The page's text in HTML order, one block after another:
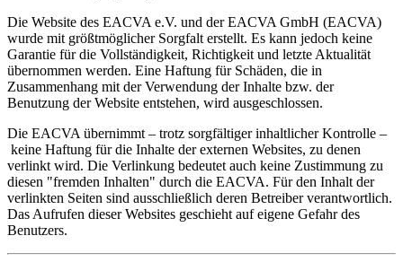
Die Website des EACVA e.V. und der EACVA GmbH (EACVA)
wurde mit größtmöglicher Sorgfalt erstellt. Es kann jedoch keine
Garantie für die Vollständigkeit, Richtigkeit und letzte Aktualität
übernommen werden. Eine Haftung für Schäden, die in
Zusammenhang mit der Verwendung der Inhalte bzw. der
Benutzung der Website entstehen, wird ausgeschlossen.
Die EACVA übernimmt – trotz sorgfältiger inhaltlicher Kontrolle –
keine Haftung für die Inhalte der externen Websites, zu denen
verlinkt wird. Die Verlinkung bedeutet auch keine Zustimmung zu
diesen "fremden Inhalten" durch die EACVA. Für den Inhalt der
verlinkten Seiten sind ausschließlich deren Betreiber verantwortlich.
Das Aufrufen dieser Websites geschieht auf eigene Gefahr des
Benutzers.